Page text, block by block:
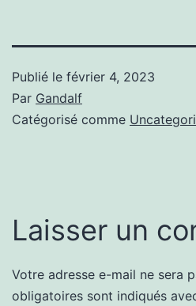
Publié le février 4, 2023
Par Gandalf
Catégorisé comme
Laisser un
Votre adresse e-mail ne sera
obligatoires sont indiqués